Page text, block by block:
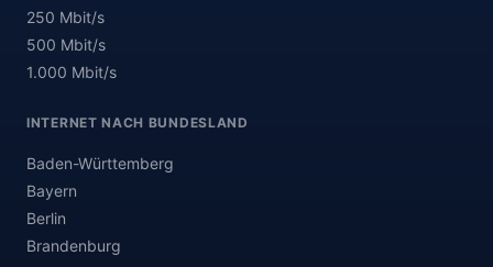
250 Mbit/s
500 Mbit/s
1.000 Mbit/s
INTERNET NACH BUNDESLAND
Baden-Württemberg
Bayern
Berlin
Brandenburg